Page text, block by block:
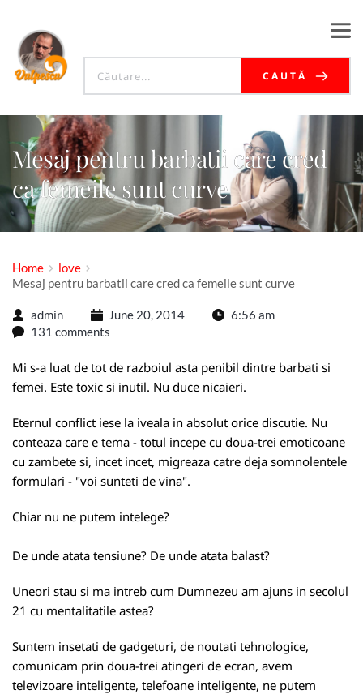
CAUTĂ
Mesaj pentru barbatii care cred
ca femeile sunt curve
Home
love
Mesaj pentru barbatii care cred ca femeile sunt curve
admin June 20, 2014
6:56 am
131 comments
Mi s-a luat de tot de razboiul asta penibil dintre barbati si
femei. Este toxic si inutil. Nu duce nicaieri.
Eternul conflict iese la iveala in absolut orice discutie. Nu
conteaza care e tema - totul incepe cu doua-trei emoticoane
cu zambete si, incet incet, migreaza catre deja somnolentele
formulari - "voi sunteti de vina".
Chiar nu ne putem intelege?
De unde atata tensiune? De unde atata balast?
Uneori stau si ma intreb cum Dumnezeu am ajuns in secolul
21 cu mentalitatile astea?
Suntem insetati de gadgeturi, de noutati tehnologice,
comunicam prin doua-trei atingeri de ecran, avem
televizoare inteligente, telefoane inteligente, ne putem